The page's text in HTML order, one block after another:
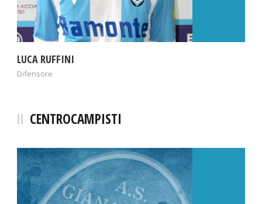
LUCA RUFFINI
Difensore
CENTROCAMPISTI